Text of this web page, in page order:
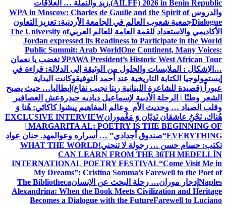
(AILFF) 2026 in Benin Republic. زيد والنملة … العلاقات
والدروسWPA in Moscow: Charles de Gaulle and the Spirit of
Dialogueجمعية شعوب العالم في الجامعة الأردنية: تعزيز التعاون
الأكاديمي والاستعداد للقمة العامة للعالم العربيThe University of
Jordan expressed its Readiness to Participate in the World
Public Summit: Arab WorldOne Continent, Many Voices:
PAWA President’s Historic West African Tourلا تغضب يا نعمان
…الإشكال : الملابسات والحلول من الوثيقة إلى الدلالة: قراءة في
إبستمولوجيا الكتابة التاريخية عند أحمد التوفيقوكانت البداية
عبوراً (قصيدة للشاعرة اللبنانية ريتا نجيب نفاع) إيطاليا… حيث يصبح
الشعر وطنًا | الرحلة الأدبية لإسماعيل دياديه حيدرةعش العصافير
وقلب الصياد … وحديث الأم وعالم المفاهيم پیشوا کاکائي: هُنا وَ
هُناك، نَحْنُ عاشقان نَديّان وَ مَغْمورانEXCLUSIVE INTERVIEW
| MARGARITA AL: POETRY IS THE BEGINNING OF
EVERYTHING“صندوق أجدادي” … أسراره وعوالمهد. حنان عواد
تكتب: حسام حسن … رجولة لا تنحني!WHAT THE WORLD
CAN LEARN FROM THE 36TH MEDELLÍN
INTERNATIONAL POETRY FESTIVAL“Come Visit Me in
My Dreams”: Cristina Somma’s Farewell to the Poet of
Naples إدجار موران… رحلة البحث عن الإنسانThe Bibliotheca
Alexandrina: When the Book Meets Civilization and Heritage
Becomes a Dialogue with the FutureFarewell to Luciano